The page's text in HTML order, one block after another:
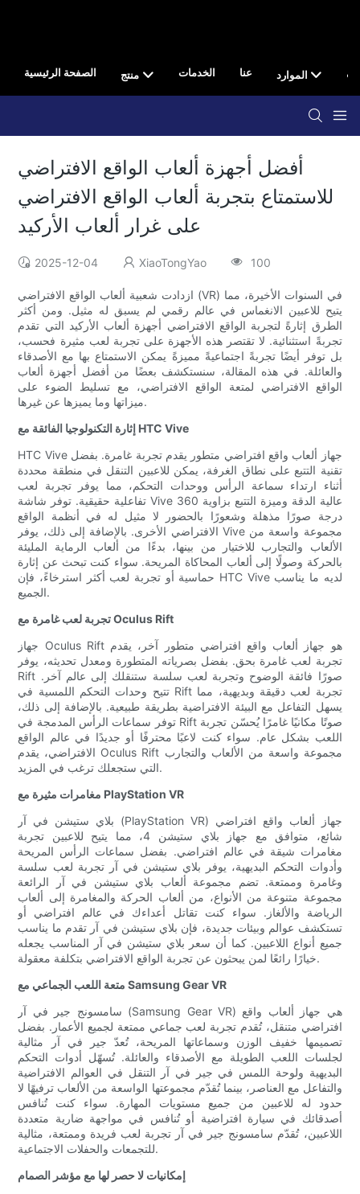
الصفحة الرئيسية منتج الخدمات عنا الموارد
أفضل أجهزة ألعاب الواقع الافتراضي
للاستمتاع بتجربة ألعاب الواقع الافتراضي
على غرار ألعاب الأركيد
2025-12-04 XiaoTongYao 100
ازدادت شعبية ألعاب الواقع الافتراضي (VR) في السنوات الأخيرة، مما
يتيح للاعبين الانغماس في عالم رقمي لم يسبق له مثيل. ومن أكثر
الطرق إثارةً لتجربة الواقع الافتراضي أجهزة ألعاب الأركيد التي تقدم
تجربةً استثنائية. لا تقتصر هذه الأجهزة على تجربة لعب مثيرة فحسب،
بل توفر أيضًا تجربةً اجتماعيةً مميزةً يمكن الاستمتاع بها مع الأصدقاء
والعائلة. في هذه المقالة، سنستكشف بعضًا من أفضل أجهزة ألعاب
الواقع الافتراضي لمتعة الواقع الافتراضي، مع تسليط الضوء على
ميزاتها وما يميزها عن غيرها.
إثارة التكنولوجيا الفائقة مع HTC Vive
HTC Vive جهاز ألعاب واقع افتراضي متطور يقدم تجربة غامرة. بفضل
تقنية التتبع على نطاق الغرفة، يمكن للاعبين التنقل في منطقة محددة
أثناء ارتداء سماعة الرأس ووحدات التحكم، مما يوفر تجربة لعب
تفاعلية حقيقية. توفر شاشة Vive عالية الدقة وميزة التتبع بزاوية 360
درجة صورًا مذهلة وشعورًا بالحضور لا مثيل له في أنظمة الواقع
الافتراضي الأخرى. بالإضافة إلى ذلك، يوفر Vive مجموعة واسعة من
الألعاب والتجارب للاختيار من بينها، بدءًا من ألعاب الرماية المليئة
بالحركة وصولًا إلى ألعاب المحاكاة المريحة. سواء كنت تبحث عن إثارة
حماسية أو تجربة لعب أكثر استرخاءً، فإن HTC Vive لديه ما يناسب
الجميع.
تجربة لعب غامرة مع Oculus Rift
جهاز Oculus Rift هو جهاز ألعاب واقع افتراضي متطور آخر، يقدم
تجربة لعب غامرة بحق. بفضل بصرياته المتطورة ومعدل تحديثه، يوفر
Rift صورًا فائقة الوضوح وتجربة لعب سلسة ستنقلك إلى عالم آخر.
تتيح وحدات التحكم اللمسية في Rift تجربة لعب دقيقة وبديهية، مما
يسهل التفاعل مع البيئة الافتراضية بطريقة طبيعية. بالإضافة إلى ذلك،
توفر سماعات الرأس المدمجة في Rift صوتًا مكانيًا غامرًا يُحسّن تجربة
اللعب بشكل عام. سواء كنت لاعبًا محترفًا أو جديدًا في عالم الواقع
الافتراضي، يقدم Oculus Rift مجموعة واسعة من الألعاب والتجارب
التي ستجعلك ترغب في المزيد.
مغامرات مثيرة مع PlayStation VR
بلاي ستيشن في آر (PlayStation VR) جهاز ألعاب واقع افتراضي
شائع، متوافق مع جهاز بلاي ستيشن 4، مما يتيح للاعبين تجربة
مغامرات شيقة في عالم افتراضي. بفضل سماعات الرأس المريحة
وأدوات التحكم البديهية، يوفر بلاي ستيشن في آر تجربة لعب سلسة
وغامرة وممتعة. تضم مجموعة ألعاب بلاي ستيشن في آر الرائعة
مجموعة متنوعة من الأنواع، من ألعاب الحركة والمغامرة إلى ألعاب
الرياضة والألغاز. سواء كنت تقاتل أعداءك في عالم افتراضي أو
تستكشف عوالم وبيئات جديدة، فإن بلاي ستيشن في آر تقدم ما يناسب
جميع أنواع اللاعبين. كما أن سعر بلاي ستيشن في آر المناسب يجعله
خيارًا رائعًا لمن يبحثون عن تجربة الواقع الافتراضي بتكلفة معقولة.
متعة اللعب الجماعي مع Samsung Gear VR
سامسونج جير في آر (Samsung Gear VR) هي جهاز ألعاب واقع
افتراضي متنقل، تُقدم تجربة لعب جماعي ممتعة لجميع الأعمار. بفضل
تصميمها خفيف الوزن وسماعاتها المريحة، تُعدّ جير في آر مثالية
لجلسات اللعب الطويلة مع الأصدقاء والعائلة. تُسهّل أدوات التحكم
البديهية ولوحة اللمس في جير في آر التنقل في العوالم الافتراضية
والتفاعل مع العناصر، بينما تُقدّم مجموعتها الواسعة من الألعاب ترفيهًا لا
حدود له للاعبين من جميع مستويات المهارة. سواء كنت تُنافس
أصدقائك في سيارة افتراضية أو تُنافس في مواجهة ضارية متعددة
اللاعبين، تُقدّم سامسونج جير في آر تجربة لعب فريدة وممتعة، مثالية
للتجمعات والحفلات الاجتماعية.
إمكانيات لا حصر لها مع مؤشر الصمام